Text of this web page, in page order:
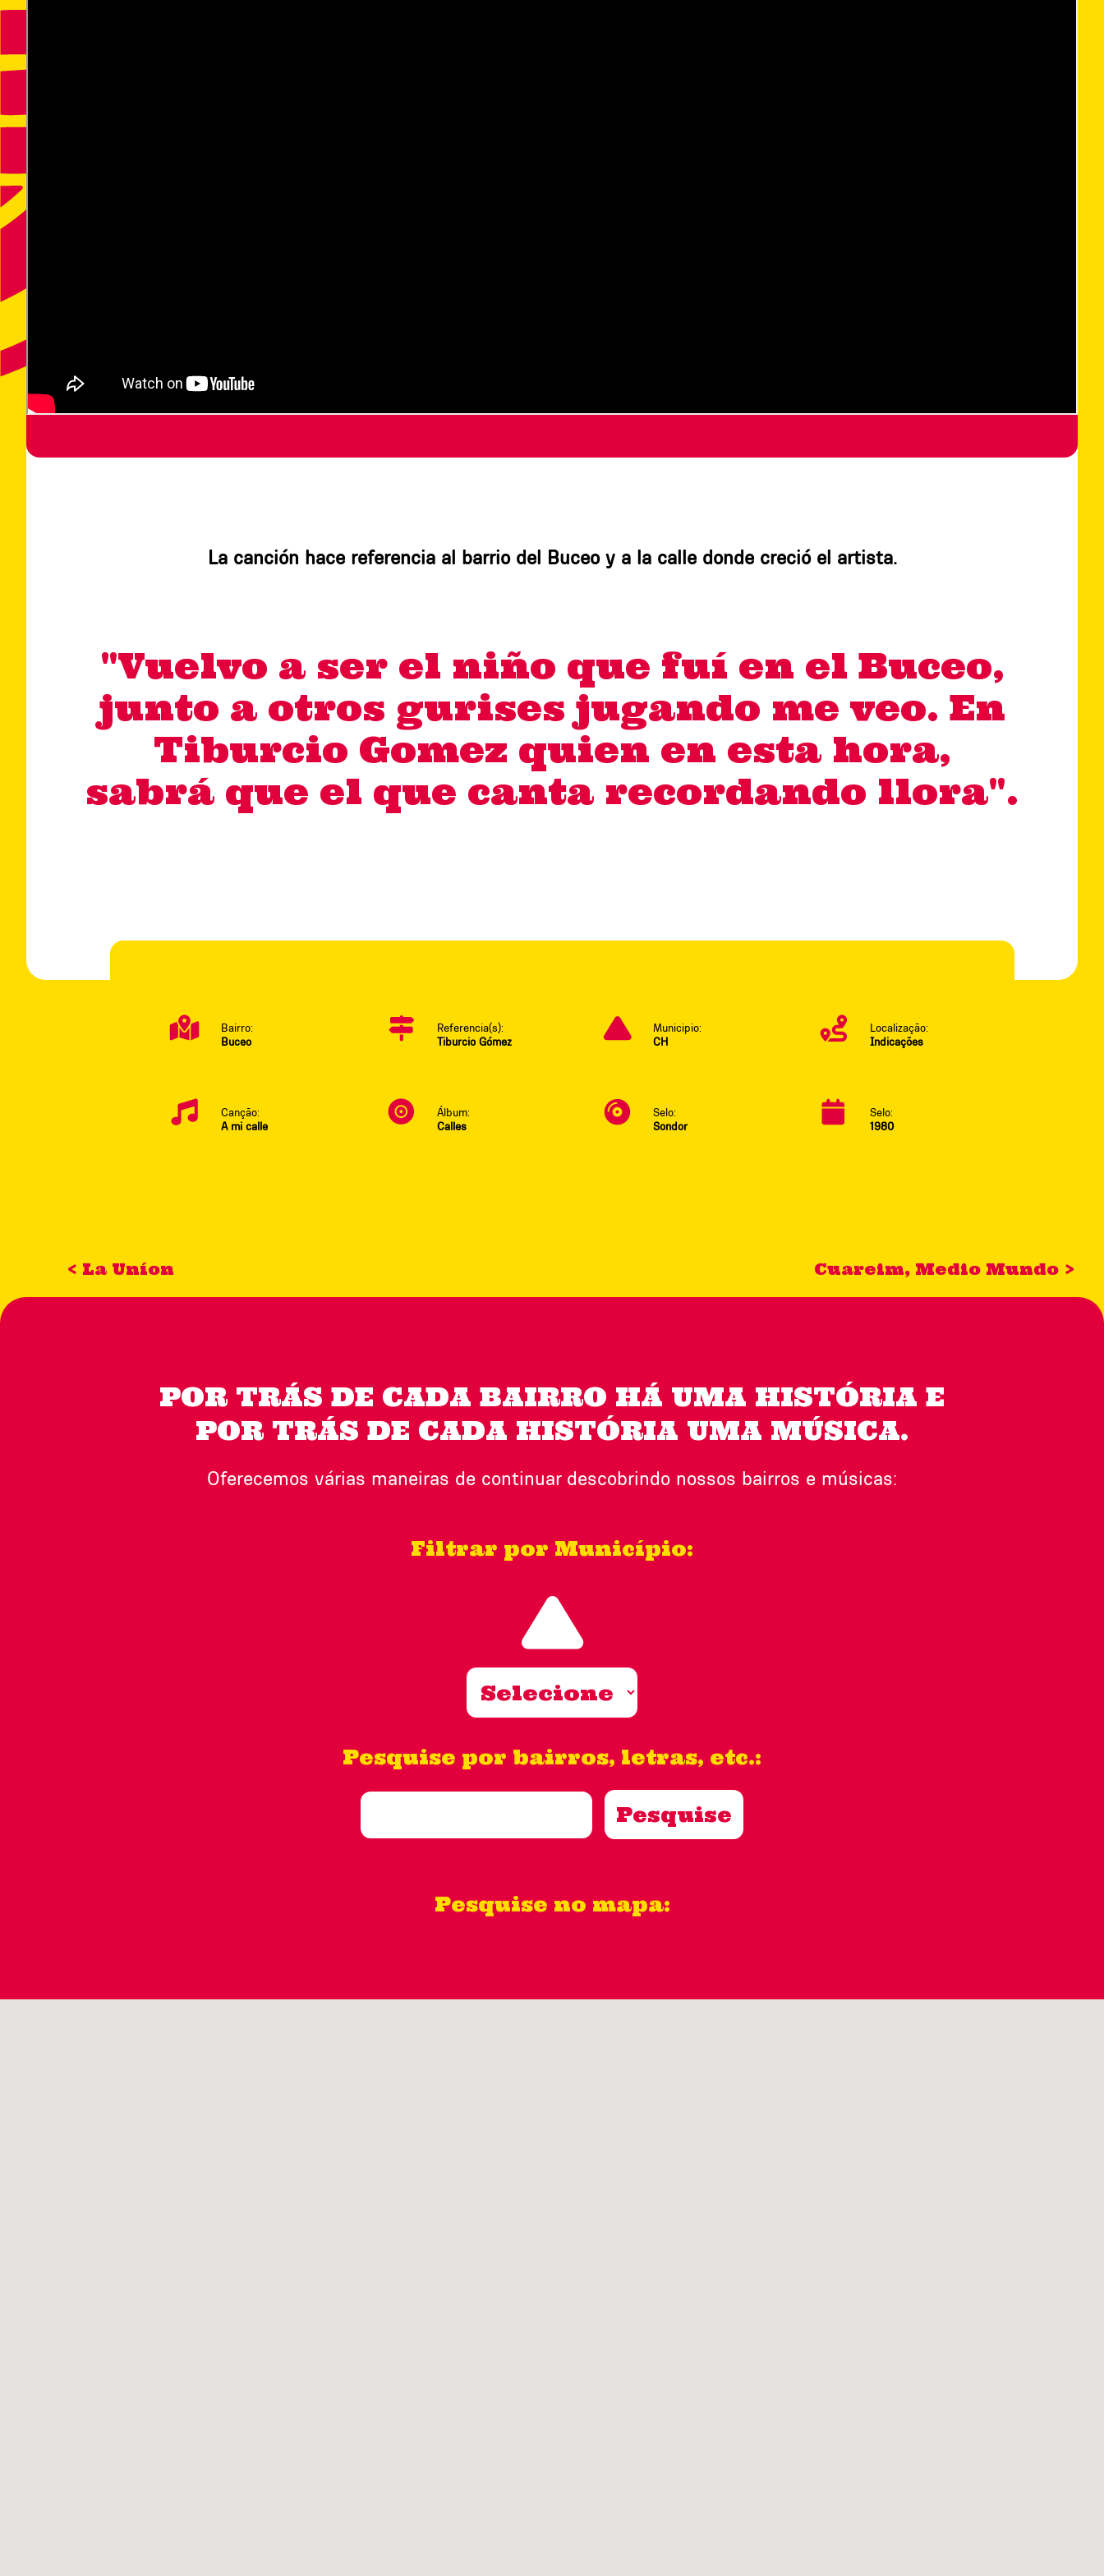
La canción hace referencia al barrio del Buceo y a la calle donde creció el artista.
"Vuelvo a ser el niño que fuí en el Buceo,
junto a otros gurises jugando me veo. En
Tiburcio Gomez quien en esta hora,
sabrá que el que canta recordando llora".
Bairro:
Buceo
Referencia(s):
Tiburcio Gómez
Municipio:
CH
Localização:
Indicações
Canção:
A mi calle
Álbum:
Calles
Selo:
Sondor
Selo:
1980
< La Uníon Cuareim, Medio Mundo >
POR TRÁS DE CADA BAIRRO HÁ UMA HISTÓRIA E
POR TRÁS DE CADA HISTÓRIA UMA MÚSICA.
Oferecemos várias maneiras de continuar descobrindo nossos bairros e músicas:
Filtrar por Município:
Pesquise por bairros, letras, etc.:
Pesquise no mapa: